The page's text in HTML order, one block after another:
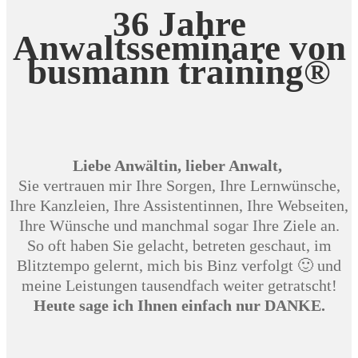
36 Jahre
Anwaltsseminare von
busmann training®
Liebe Anwältin, lieber Anwalt,
Sie vertrauen mir Ihre Sorgen, Ihre Lernwünsche,
Ihre Kanzleien, Ihre Assistentinnen, Ihre Webseiten,
Ihre Wünsche und manchmal sogar Ihre Ziele an.
So oft haben Sie gelacht, betreten geschaut, im
Blitztempo gelernt, mich bis Binz verfolgt 🙂 und
meine Leistungen tausendfach weiter getratscht!
Heute sage ich Ihnen einfach nur DANKE.